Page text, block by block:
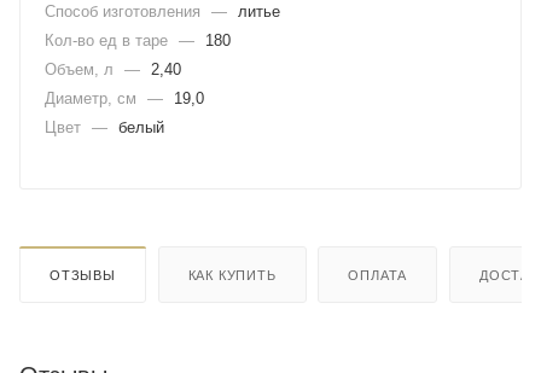
Способ изготовления —
литье
Кол-во ед в таре —
180
Объем, л
—
2,40
Диаметр, см
—
19,0
Цвет — белый
ОТЗЫВЫ КАК КУПИТЬ ОПЛАТА